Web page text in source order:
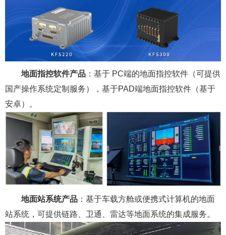
地面指控软件产品 ：基于 PC端的地面指控软件（可提供
国产操作系统定制服务），基于PAD端地面指控软件（基于
安卓）。
地面站系统产品 ：基于车载方舱或便携式计算机的地面
站系统，可提供链路、卫通、雷达等地面系统的集成服务。